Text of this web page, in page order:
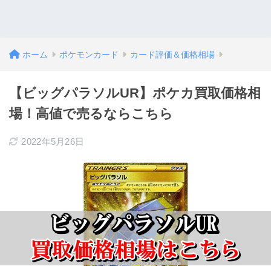
ホーム ポケモンカード カード評価＆価格相場
【ビッグパラソルUR】ポケカ買取価格相
場！高値で売るならこちら
2022年5月26日